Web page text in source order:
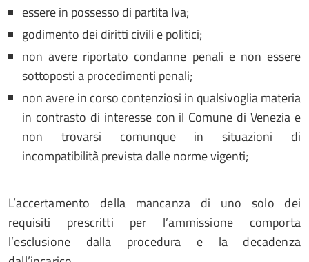
essere in possesso di partita Iva;
godimento dei diritti civili e politici;
non avere riportato condanne penali e non essere
sottoposti a procedimenti penali;
non avere in corso contenziosi in qualsivoglia materia
in contrasto di interesse con il Comune di Venezia e
non trovarsi comunque in situazioni di
incompatibilità prevista dalle norme vigenti;
L’accertamento della mancanza di uno solo dei
requisiti prescritti per l’ammissione comporta
l’esclusione dalla procedura e la decadenza